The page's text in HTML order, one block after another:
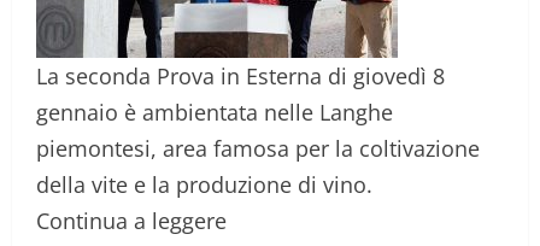
La seconda Prova in Esterna di giovedì 8
gennaio è ambientata nelle Langhe
piemontesi, area famosa per la coltivazione
della vite e la produzione di vino.
Continua a leggere